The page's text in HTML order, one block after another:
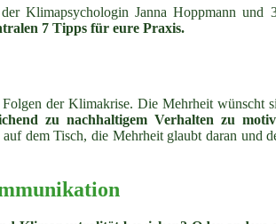
Klimapsychologin Janna Hoppmann
7 Tipps für eure Praxis.
der Klimakrise. Die Mehrheit wünscht
zu nachhaltigem Verhalten zu
dem Tisch, die Mehrheit glaubt daran und